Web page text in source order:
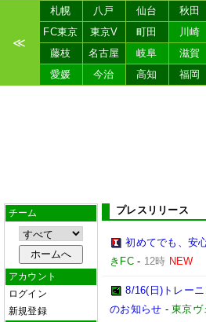
≪
札幌 八戸 仙台 秋田
FC東京
東京V 町田 川崎
藤枝
名古屋 岐阜 滋賀
愛媛
今治 高知 福岡
チーム
アカウント
ログイン
新規登録
プレスリリース
初めてでも、安
きFC- 12時 NEW
8/16(日)トレー
のお知らせ -東京ヴ